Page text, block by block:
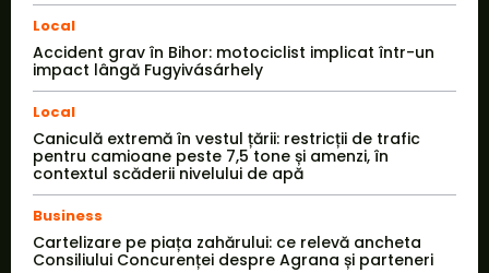
Local
Accident grav în Bihor: motociclist implicat într-un
impact lângă Fugyivásárhely
Local
Caniculă extremă în vestul țării: restricții de trafic
pentru camioane peste 7,5 tone și amenzi, în
contextul scăderii nivelului de apă
Business
Cartelizare pe piața zahărului: ce relevă ancheta
Consiliului Concurenței despre Agrana și parteneri